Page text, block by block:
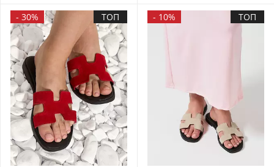
- 30% ТОП - 10% ТОП